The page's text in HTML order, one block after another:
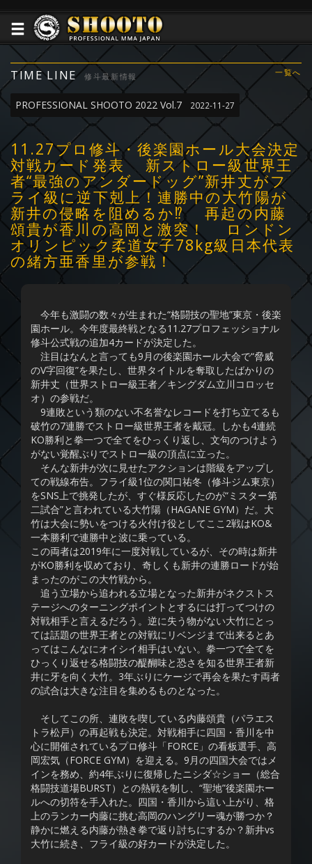
TIME LINE 修斗最新情報 一覧へ
PROFESSIONAL SHOOTO 2022 Vol.7 2022-11-27
11.27プロ修斗・後楽園ホール大会決定
対戦カード発表 新ストロー級世界王
者“最強のアンダードッグ”新井丈がフ
ライ級に逆下剋上！連勝中の大竹陽が
新井の侵略を阻めるか⁉︎ 再起の内藤
頌貴が香川の高岡と激突！ ロンドン
オリンピック柔道女子78kg級日本代表
の緒方亜香里が参戦！
今年も激闘の数々が生まれた“格闘技の聖地”東京・後楽
園ホール。今年度最終戦となる11.27プロフェッショナル
修斗公式戦の追加4カードが決定した。
注目はなんと言っても9月の後楽園ホール大会で“脅威
のV字回復”を果たし、世界タイトルを奪取したばかりの
新井丈（世界ストロー級王者／キングダム立川コロッセ
オ）の参戦だ。
9連敗という類のない不名誉なレコードを打ち立てるも
破竹の7連勝でストロー級世界王者を戴冠。しかも4連続
KO勝利と拳一つで全てをひっくり返し、文句のつけよう
がない覚醒ぶりでストロー級の頂点に立った。
そんな新井が次に見せたアクションは階級をアップし
ての戦線布告。フライ級1位の関口祐冬（修斗ジム東京）
をSNS上で挑発したが、すぐ様反応したのが“ミスター第
二試合”と言われている大竹陽（HAGANE GYM）だ。大
竹は大会に勢いをつける火付け役としてここ2戦はKO&
一本勝利で連勝中と波に乗っている。
この両者は2019年に一度対戦しているが、その時は新井
がKO勝利を収めており、奇しくも新井の連勝ロードが始
まったのがこの大竹戦から。
追う立場から追われる立場となった新井がネクストス
テージへのターニングポイントとするには打ってつけの
対戦相手と言えるだろう。逆に失う物がない大竹にとっ
ては話題の世界王者との対戦にリベンジまで出来るとあ
ってはこんなにオイシイ相手はいない。拳一つで全てを
ひっくり返せる格闘技の醍醐味と恐さを知る世界王者新
井に牙を向く大竹。3年ぶりにケージで再会を果たす両者
の試合は大きな注目を集めるものとなった。
そしてこの所、連敗を喫している内藤頌貴（パラエス
トラ松戸）の再起戦も決定。対戦相手に四国・香川を中
心に開催されているプロ修斗「FORCE」の看板選手、高
岡宏気（FORCE GYM）を迎える。9月の四国大会ではメ
インを務め、約4年ぶりに復帰したニシダ☆ショー（総合
格闘技道場BURST）との熱戦を制し、“聖地”後楽園ホー
ルへの切符を手入れた。四国・香川から這い上がり、格
上のランカー内藤に挑む高岡のハングリー魂が勝つか？
静かに燃える内藤が熱き拳で返り討ちにするか？新井vs
大竹に続き、フライ級の好カードが決定した。